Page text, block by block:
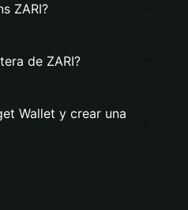
ZARI?
de ZARI?
Wallet y crear una